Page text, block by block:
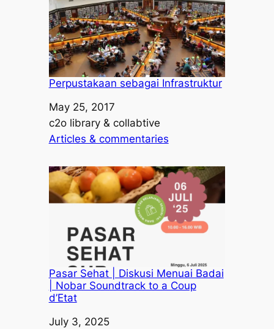
Perpustakaan sebagai Infrastruktur
Date
May 25, 2017
Author
c2o library & collabtive
In relation to
Articles & commentaries
Pasar Sehat | Diskusi Menuai Badai
| Nobar Soundtrack to a Coup
d’Etat
Date
July 3, 2025